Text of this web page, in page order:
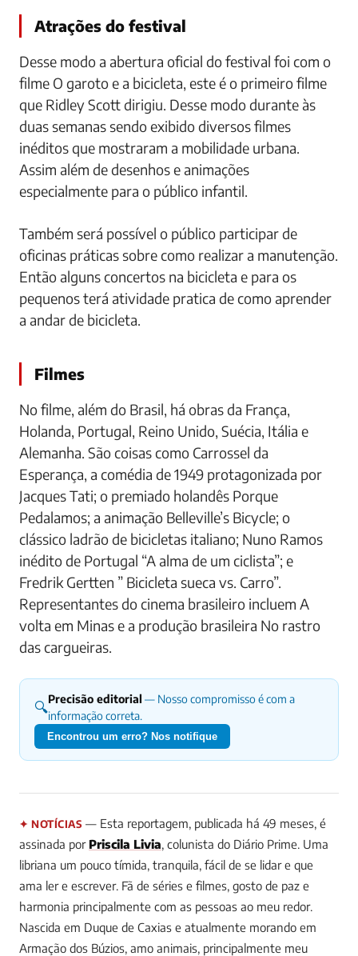
Atrações do festival
Desse modo a abertura oficial do festival foi com o
filme O garoto e a bicicleta, este é o primeiro filme
que Ridley Scott dirigiu. Desse modo durante às
duas semanas sendo exibido diversos filmes
inéditos que mostraram a mobilidade urbana.
Assim além de desenhos e animações
especialmente para o público infantil.
Também será possível o público participar de
oficinas práticas sobre como realizar a manutenção.
Então alguns concertos na bicicleta e para os
pequenos terá atividade pratica de como aprender
a andar de bicicleta.
Filmes
No filme, além do Brasil, há obras da França,
Holanda, Portugal, Reino Unido, Suécia, Itália e
Alemanha. São coisas como Carrossel da
Esperança, a comédia de 1949 protagonizada por
Jacques Tati; o premiado holandês Porque
Pedalamos; a animação Belleville’s Bicycle; o
clássico ladrão de bicicletas italiano; Nuno Ramos
inédito de Portugal “A alma de um ciclista”; e
Fredrik Gertten ” Bicicleta sueca vs. Carro”.
Representantes do cinema brasileiro incluem A
volta em Minas e a produção brasileira No rastro
das cargueiras.
🔍Precisão editorial — Nosso compromisso é com a
informação correta.
Encontrou um erro? Nos notifique
✦ NOTÍCIAS — Esta reportagem, publicada há 49 meses, é
assinada por Priscila Livia, colunista do Diário Prime. Uma
libriana um pouco tímida, tranquila, fácil de se lidar e que
ama ler e escrever. Fã de séries e filmes, gosto de paz e
harmonia principalmente com as pessoas ao meu redor.
Nascida em Duque de Caxias e atualmente morando em
Armação dos Búzios, amo animais, principalmente meu